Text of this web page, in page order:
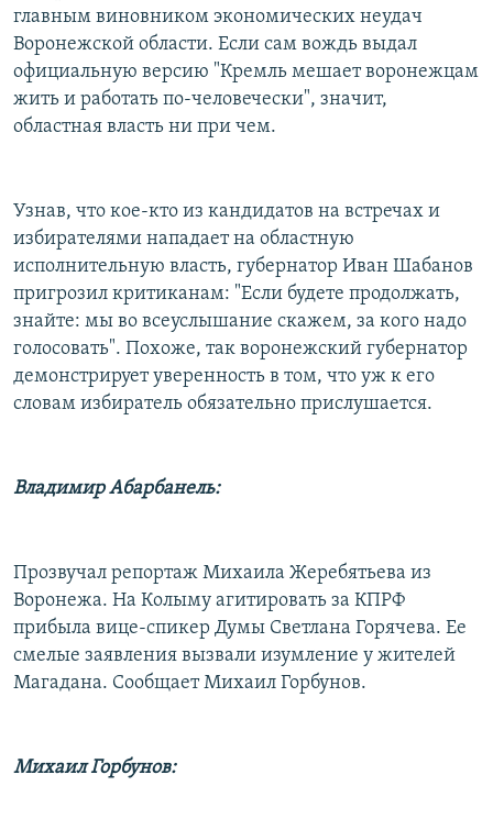
главным виновником экономических неудач
Воронежской области. Если сам вождь выдал
официальную версию "Кремль мешает воронежцам
жить и работать по-человечески", значит,
областная власть ни при чем.
Узнав, что кое-кто из кандидатов на встречах и
избирателями нападает на областную
исполнительную власть, губернатор Иван Шабанов
пригрозил критиканам: "Если будете продолжать,
знайте: мы во всеуслышание скажем, за кого надо
голосовать". Похоже, так воронежский губернатор
демонстрирует уверенность в том, что уж к его
словам избиратель обязательно прислушается.
Владимир Абарбанель:
Прозвучал репортаж Михаила Жеребятьева из
Воронежа. На Колыму агитировать за КПРФ
прибыла вице-спикер Думы Светлана Горячева. Ее
смелые заявления вызвали изумление у жителей
Магадана. Сообщает Михаил Горбунов.
Михаил Горбунов: